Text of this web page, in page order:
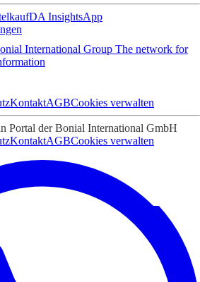
kaufDA InsightsApp
International Group The network for
KontaktAGBCookies verwalten
Portal der Bonial International GmbH
KontaktAGBCookies verwalten